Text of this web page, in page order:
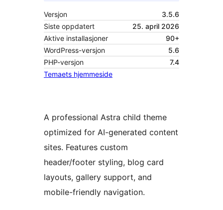
Versjon
3.5.6
Siste oppdatert
25. april 2026
Aktive installasjoner
90+
WordPress-versjon
5.6
PHP-versjon
7.4
Temaets hjemmeside
A professional Astra child theme
optimized for AI-generated content
sites. Features custom
header/footer styling, blog card
layouts, gallery support, and
mobile-friendly navigation.